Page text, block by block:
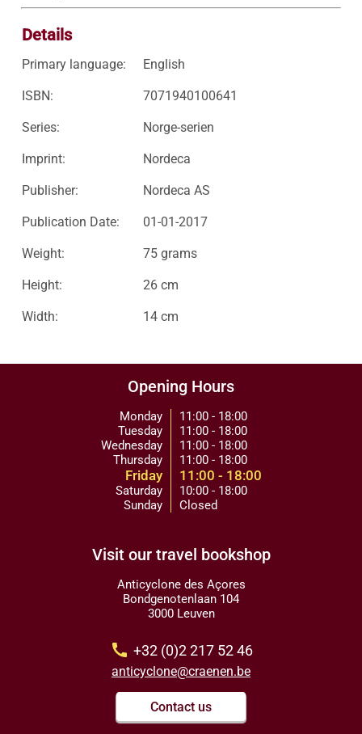
Details
Primary language: English
ISBN: 7071940100641
Series: Norge-serien
Imprint: Nordeca
Publisher: Nordeca AS
Publication Date: 01-01-2017
Weight: 75 grams
Height: 26 cm
Width: 14 cm
Opening Hours
Monday
Tuesday
Wednesday
Thursday
Friday
Saturday
Sunday
11:00 - 18:00
11:00 - 18:00
11:00 - 18:00
11:00 - 18:00
11:00 - 18:00
10:00 - 18:00
Closed
Visit our travel bookshop
Anticyclone des Açores
Bondgenotenlaan 104
3000 Leuven
call +32 (0)2 217 52 46
anticyclone@craenen.be
Contact us